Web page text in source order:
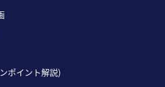
ポイント解説)